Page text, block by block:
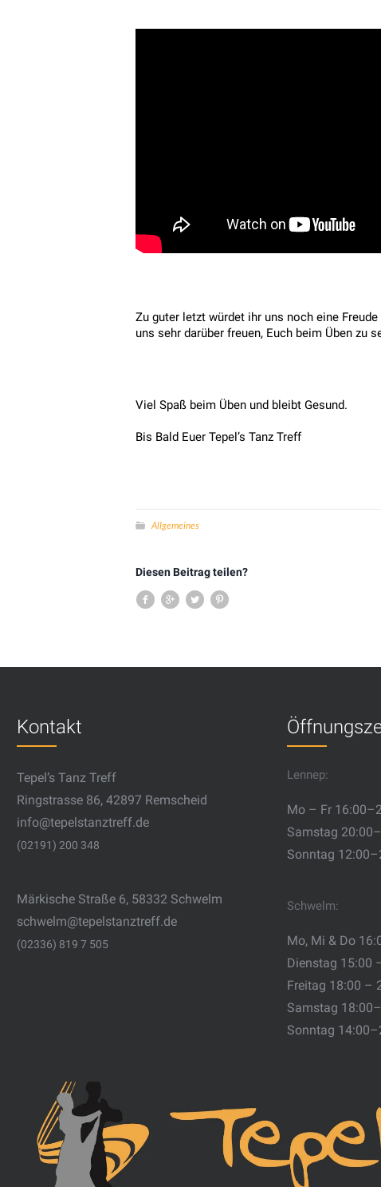
Zu guter letzt würdet ihr uns noch eine
uns sehr darüber freuen, Euch beim Üben zu
Viel Spaß beim Üben und bleibt Gesund.
Bis Bald Euer Tepel’s Tanz Treff
Allgemeines
Diesen Beitrag teilen?
Kontakt
Tepel’s Tanz Treff
Ringstrasse 86, 42897 Remscheid
info@tepelstanztreff.de
(02191) 200 348
Märkische Straße 6, 58332 Schwelm
schwelm@tepelstanztreff.de
(02336) 819 7 505
Lennep:
Mo – Fr
Samstag
Sonntag
Schwelm:
Mo, Mi & Do
Dienstag 15:00
Freitag 18:00 –
Samstag
Sonntag